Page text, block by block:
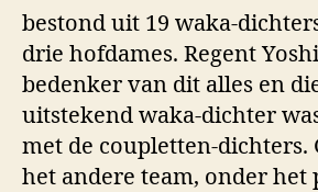
bestond uit 19 waka-
drie hofdames. Regent
bedenker van dit alles en
uitstekend waka-dichter
met de coupletten-dichters.
het andere team, onder het